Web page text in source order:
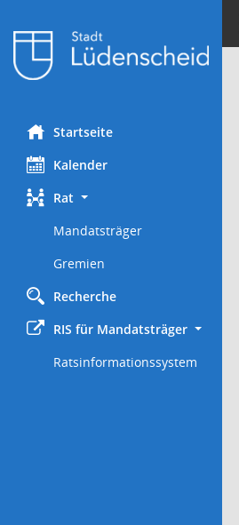
Startseite
Kalender
Rat
Mandatsträger
Gremien
Recherche
RIS für Mandatsträger
Ratsinformationssystem